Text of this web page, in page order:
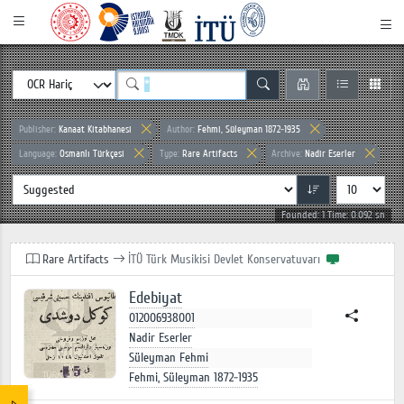
Publisher: Kanaat Kitabhanesi Author: Fehmi, Süleyman 1872-1935
Language: Osmanlı Türkçesi Type: Rare Artifacts Archive: Nadir Eserler
Founded: 1 Time: 0.092 sn
Rare Artifacts İTÜ Türk Musikisi Devlet Konservatuvarı
Edebiyat
012006938001
Nadir Eserler
Süleyman Fehmi
Fehmi, Süleyman 1872-1935